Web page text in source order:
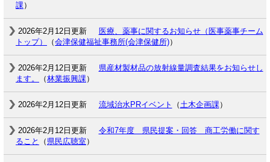
課）
2026年2月12日更新
医療、薬事に関するお知らせ（医事薬事チーム
トップ）
（会津保健福祉事務所(会津保健所)）
2026年2月12日更新
県産材製材品の放射線量調査結果をお知らせし
ます。
（林業振興課）
2026年2月12日更新 流域治水PRイベント （土木企画課）
2026年2月12日更新
令和7年度 県民提案・回答 商工労働に関す
ること
（ 県民広聴室 ）